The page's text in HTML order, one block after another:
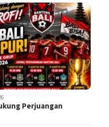
Perjuangan